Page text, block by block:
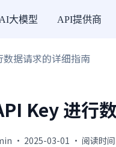
AI大模型 API提供商
数据请求的详细指南
Key 进行
· 2025-03-01 · 阅读时